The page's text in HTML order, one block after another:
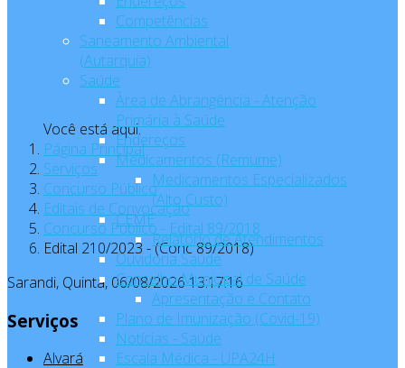
Competências
Saneamento Ambiental
(Autarquia)
Saúde
Àrea de Abrangência - Atenção
Primária à Saúde
Endereços
Medicamentos (Remume)
Medicamentos Especializados
(Alto Custo)
CEME
Relatório de Atendimentos
Ouvidoria Saúde
Conselho Municipal de Saúde
Apresentação e Contato
Plano de Imunização (Covid-19)
Notícias - Saúde
Escala Médica - UPA24H
Você está aqui:
Página Principal
Serviços
Concurso Público
Editais de Convocação
Concurso Público - Edital 89/2018
Edital 210/2023 - (Conc 89/2018)
Sarandi, Quinta, 06/08/202613:17:17
Serviços
Alvará